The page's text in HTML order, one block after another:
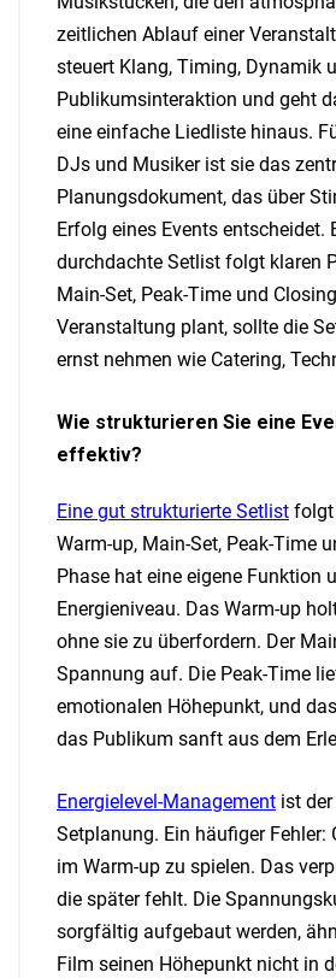
zeitlichen Ablauf einer
steuert Klang, Timing, Dynamik
Publikumsinteraktion und geht
eine einfache Liedliste hinaus.
DJs und Musiker ist sie das
Planungsdokument, das über
Erfolg eines Events entscheidet.
durchdachte Setlist folgt klaren
Main-Set, Peak-Time und
Veranstaltung plant, sollte die
ernst nehmen wie Catering,
Wie strukturieren Sie eine
effektiv?
Eine gut strukturierte Setlist folgt
Warm-up, Main-Set, Peak-Time
Phase hat eine eigene Funktion
Energieniveau. Das Warm-up
ohne sie zu überfordern. Der
Spannung auf. Die Peak-Time
emotionalen Höhepunkt, und
das Publikum sanft aus dem
Energielevel-Management ist
Setplanung. Ein häufiger Fehler:
im Warm-up zu spielen. Das
die später fehlt. Die
sorgfältig aufgebaut werden,
Film seinen Höhepunkt nicht in